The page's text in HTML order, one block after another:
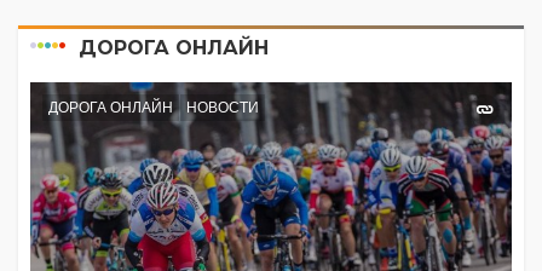
ДОРОГА ОНЛАЙН
ДОРОГА ОНЛАЙН НОВОСТИ